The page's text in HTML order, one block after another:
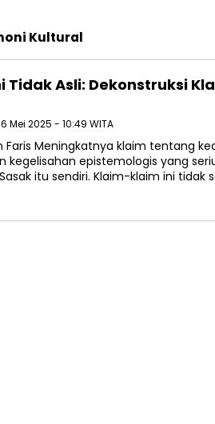
Kultural
Tidak Asli: Dekonstruksi
Mei 2025 - 10:49 WITA
Faris Meningkatnya klaim tentang
kegelisahan epistemologis yang
itu sendiri. Klaim-klaim ini tidak